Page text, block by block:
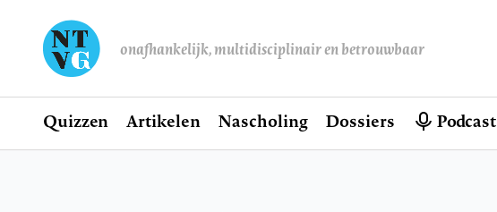
onafhankelijk, multidisciplinair en betrouwbaar
Hoofdnavigatie
Home
Quizzen Artikelen Nascholing Dossiers Podcast